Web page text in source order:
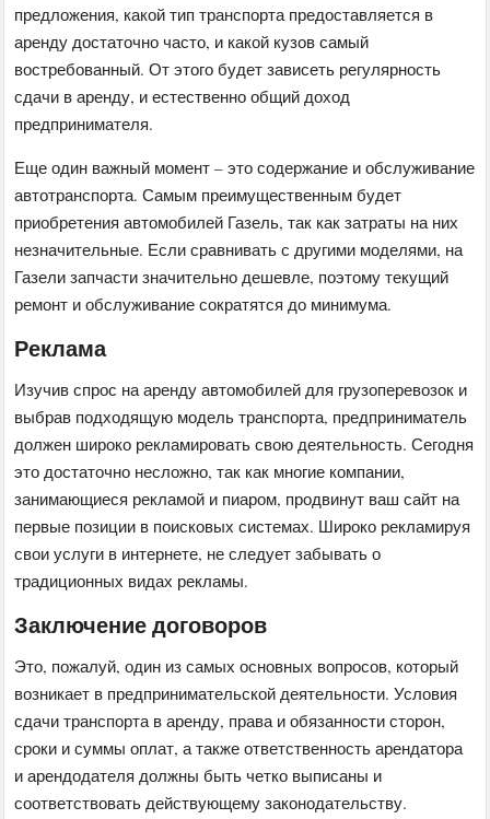
предложения, какой тип транспорта предоставляется в
аренду достаточно часто, и какой кузов самый
востребованный. От этого будет зависеть регулярность
сдачи в аренду, и естественно общий доход
предпринимателя.
Еще один важный момент – это содержание и обслуживание
автотранспорта. Самым преимущественным будет
приобретения автомобилей Газель, так как затраты на них
незначительные. Если сравнивать с другими моделями, на
Газели запчасти значительно дешевле, поэтому текущий
ремонт и обслуживание сократятся до минимума.
Реклама
Изучив спрос на аренду автомобилей для грузоперевозок и
выбрав подходящую модель транспорта, предприниматель
должен широко рекламировать свою деятельность. Сегодня
это достаточно несложно, так как многие компании,
занимающиеся рекламой и пиаром, продвинут ваш сайт на
первые позиции в поисковых системах. Широко рекламируя
свои услуги в интернете, не следует забывать о
традиционных видах рекламы.
Заключение договоров
Это, пожалуй, один из самых основных вопросов, который
возникает в предпринимательской деятельности. Условия
сдачи транспорта в аренду, права и обязанности сторон,
сроки и суммы оплат, а также ответственность арендатора
и арендодателя должны быть четко выписаны и
соответствовать действующему законодательству.